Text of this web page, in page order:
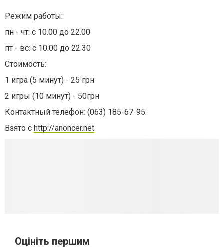
Режим работы:
пн - чт: с 10.00 до 22.00
пт - вс: с 10.00 до 22.30
Стоимость:
1 игра (5 минут) - 25 грн
2 игры (10 минут) - 50грн
Контактный телефон: (063) 185-67-95.
Взято с http://anoncer.net
Оцініть першим